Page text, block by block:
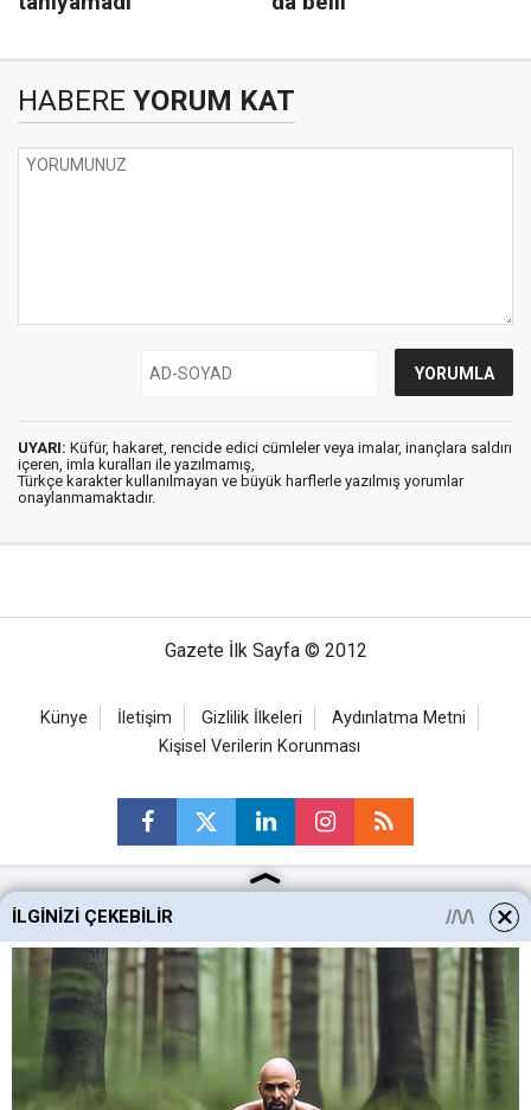
HABERE YORUM KAT
UYARI: Küfür, hakaret, rencide edici cümleler veya imalar, inançlara saldırı
içeren, imla kuralları ile yazılmamış,
Türkçe karakter kullanılmayan ve büyük harflerle yazılmış yorumlar
onaylanmamaktadır.
Gazete İlk Sayfa © 2012
Künye İletişim Gizlilik İlkeleri
Aydınlatma Metni
Kişisel Verilerin Korunması
Ankara Haberleri
Keçiören Haberleri
Altındağ Haberleri
Sincan Haberleri
Mamak Haberleri
İLGINIZI ÇEKEBILIR